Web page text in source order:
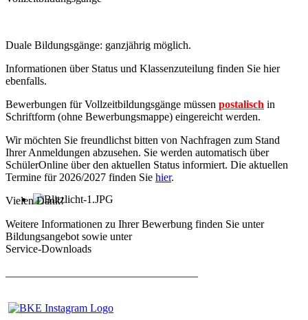
Duale Bildungsgänge: ganzjährig möglich.
Informationen über Status und Klassenzuteilung finden Sie hier
ebenfalls.
Bewerbungen für Vollzeitbildungsgänge müssen postalisch in
Schriftform (ohne Bewerbungsmappe) eingereicht werden.
Wir möchten Sie freundlichst bitten von Nachfragen zum Stand
Ihrer Anmeldungen abzusehen. Sie werden automatisch über
SchülerOnline über den aktuellen Status informiert. Die aktuellen
Termine für 2026/2027 finden Sie hier.
Vielen Dank!
Weitere Informationen zu Ihrer Bewerbung finden Sie unter
Bildungsangebot sowie unter
Service-Downloads